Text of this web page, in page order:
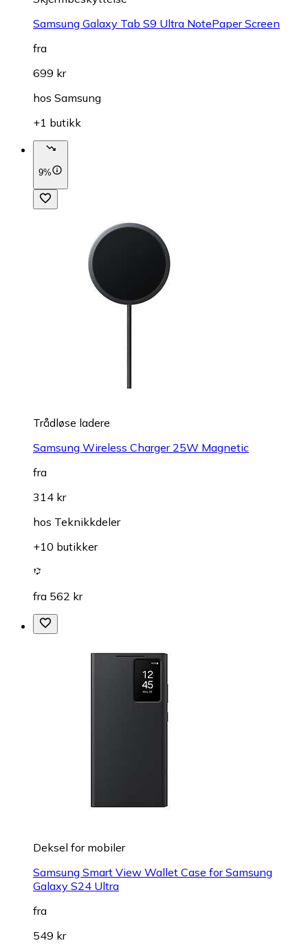
Samsung Galaxy Tab S9 Ultra NotePaper Screen
fra
699 kr
hos Samsung
+1 butikk
9%
Trådløse ladere
Samsung Wireless Charger 25W Magnetic
fra
314 kr
hos Teknikkdeler
+10 butikker
fra 562 kr
Deksel for mobiler
Samsung Smart View Wallet Case for Samsung
Galaxy S24 Ultra
fra
549 kr